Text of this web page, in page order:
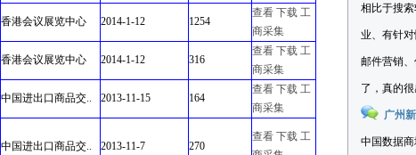
相比于搜
业、有针对
邮件营销
了，真的
广州
中国数据
香港会议展览中心 2014-1-12 1254
查看 下载 工
商采集
香港会议展览中心 2014-1-12 316
查看 下载 工
商采集
中国进出口商品交.. 2013-11-15 164
查看 下载 工
商采集
中国进出口商品交.. 2013-11-7 270
查看 下载 工